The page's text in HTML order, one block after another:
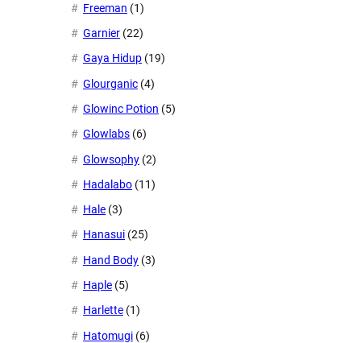
Freeman (1)
Garnier (22)
Gaya Hidup (19)
Glourganic (4)
Glowinc Potion (5)
Glowlabs (6)
Glowsophy (2)
Hadalabo (11)
Hale (3)
Hanasui (25)
Hand Body (3)
Haple (5)
Harlette (1)
Hatomugi (6)